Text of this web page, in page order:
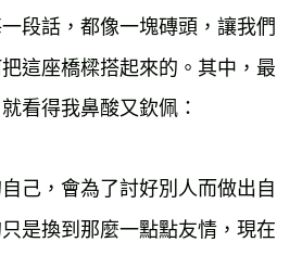
段話，都像一塊磚頭，讓我們
這座橋樑搭起來的。其中，最
看得我鼻酸又欽佩：
己，會為了討好別人而做出自
是換到那麼一點點友情，現在